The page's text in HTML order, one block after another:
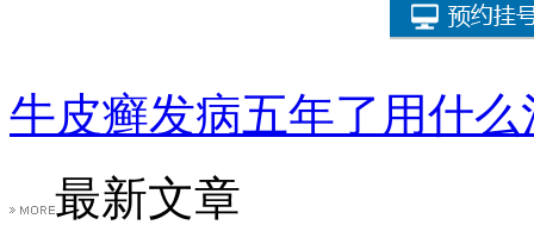
牛皮癣发病五年了用什么
最新文章